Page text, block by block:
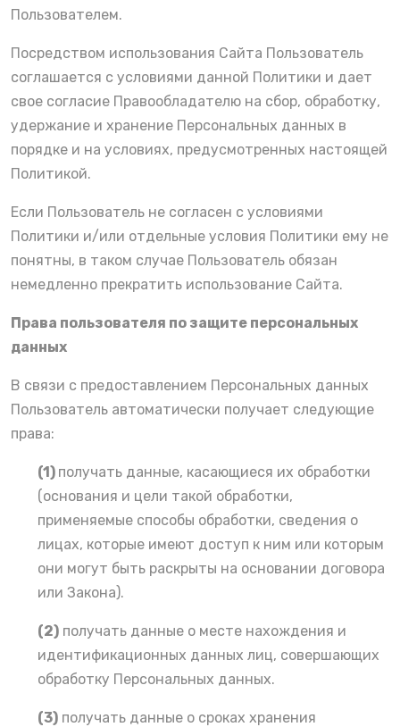
Пользователем.
Посредством использования Сайта Пользователь
соглашается с условиями данной Политики и дает
свое согласие Правообладателю на сбор, обработку,
удержание и хранение Персональных данных в
порядке и на условиях, предусмотренных настоящей
Политикой.
Если Пользователь не согласен с условиями
Политики и/или отдельные условия Политики ему не
понятны, в таком случае Пользователь обязан
немедленно прекратить использование Сайта.
Права пользователя по защите персональных
данных
В связи с предоставлением Персональных данных
Пользователь автоматически получает следующие
права:
(1) получать данные, касающиеся их обработки
(основания и цели такой обработки,
применяемые способы обработки, сведения о
лицах, которые имеют доступ к ним или которым
они могут быть раскрыты на основании договора
или Закона).
(2) получать данные о месте нахождения и
идентификационных данных лиц, совершающих
обработку Персональных данных.
(3) получать данные о сроках хранения